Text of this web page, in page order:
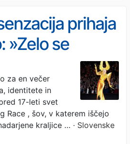
prihaja
»Zelo se
začutim ...«
za en večer
identitete in
17-leti svet
Race , šov, v katerem iščejo
kraljice … · Slovenske